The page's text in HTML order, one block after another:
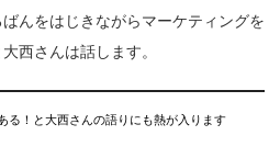
んをはじきながらマーケティングを
西さんは話します。
る！と大西さんの語りにも熱が入ります